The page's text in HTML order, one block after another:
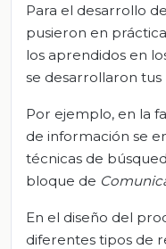
Para el desarrollo
pusieron en
los aprendidos en
se desarrollaron tus
Por ejemplo, en la
de información se
técnicas de
bloque de
En el diseño del
diferentes tipos de